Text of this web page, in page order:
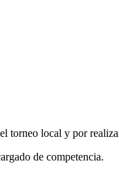
local y por
de competencia.